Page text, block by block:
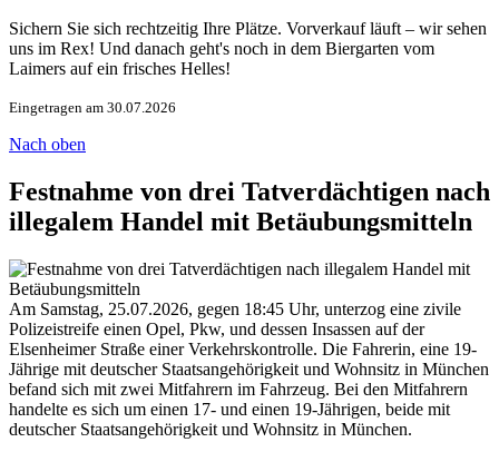
Sichern Sie sich rechtzeitig Ihre Plätze. Vorverkauf läuft – wir sehen
uns im Rex! Und danach geht's noch in dem Biergarten vom
Laimers auf ein frisches Helles!
Eingetragen am 30.07.2026
Nach oben
Festnahme von drei Tatverdächtigen nach
illegalem Handel mit Betäubungsmitteln
Am Samstag, 25.07.2026, gegen 18:45 Uhr, unterzog eine zivile
Polizeistreife einen Opel, Pkw, und dessen Insassen auf der
Elsenheimer Straße einer Verkehrskontrolle. Die Fahrerin, eine 19-
Jährige mit deutscher Staatsangehörigkeit und Wohnsitz in München
befand sich mit zwei Mitfahrern im Fahrzeug. Bei den Mitfahrern
handelte es sich um einen 17- und einen 19-Jährigen, beide mit
deutscher Staatsangehörigkeit und Wohnsitz in München.